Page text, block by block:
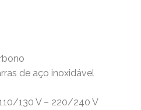
de aço inoxidável
130 V – 220/240 V